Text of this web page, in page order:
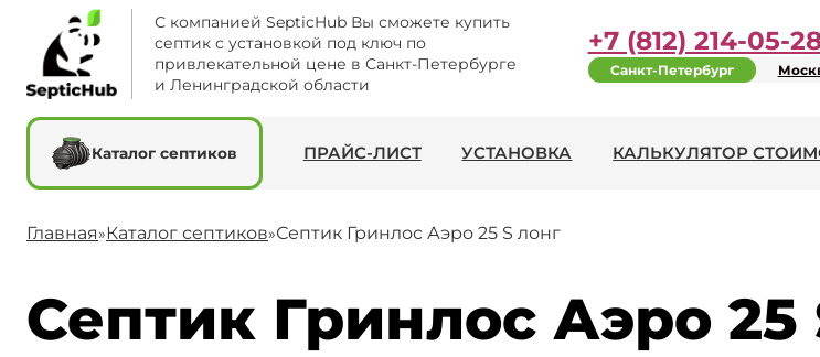
С компанией SepticHub Вы сможете купить
септик с установкой под ключ по
привлекательной цене в Санкт-Петербурге
и Ленинградской области
+7 (812) 214-05-
Санкт-Петербург
Каталог септиков ПРАЙС-ЛИСТ УСТАНОВКА КАЛЬКУЛЯТОР
Главная»Каталог септиков»Септик Гринлос Аэро 25 S лонг
Септик Гринлос Аэро 25